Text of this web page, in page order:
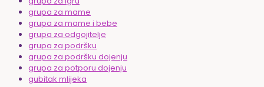
grupa za mame
grupa za mame i bebe
grupa za odgojitelje
grupa za podršku
grupa za podršku dojenju
grupa za potporu dojenju
gubitak mlijeka